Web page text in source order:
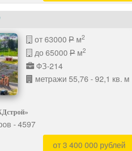
от 63000 P м2
до 65000 P м2
ФЗ-214
метражи 55,76 - 92,1 кв. м
- 4597
от 3 400 000 рублей